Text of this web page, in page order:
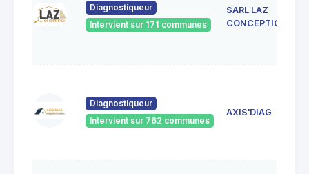
Diagnostiqueur
Intervient sur 171 communes
SARL LAZ
CONCEPTION
Diagnostiqueur
Intervient sur 762 communes
AXIS'DIAG